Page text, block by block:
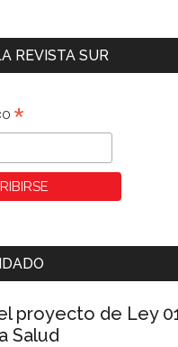
REVISTA SUR
*
proyecto de Ley
Salud